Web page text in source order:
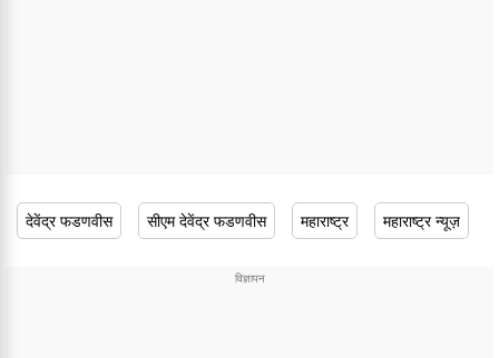
देवेंद्र फडणवीस सीएम देवेंद्र फडणवीस महाराष्ट्र महाराष्ट्र न्यूज़